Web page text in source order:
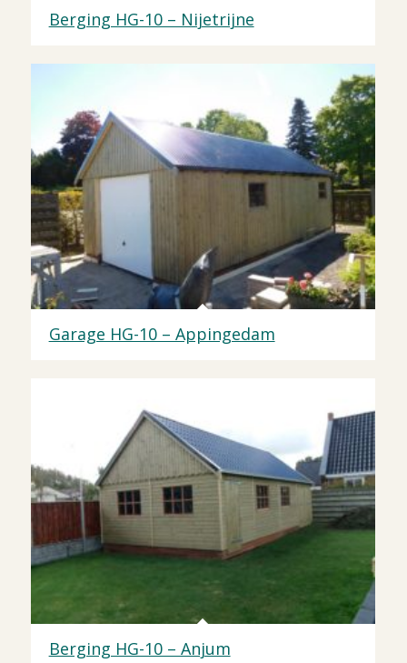
Berging HG-10 – Nijetrijne
Garage HG-10 – Appingedam
Berging HG-10 – Anjum